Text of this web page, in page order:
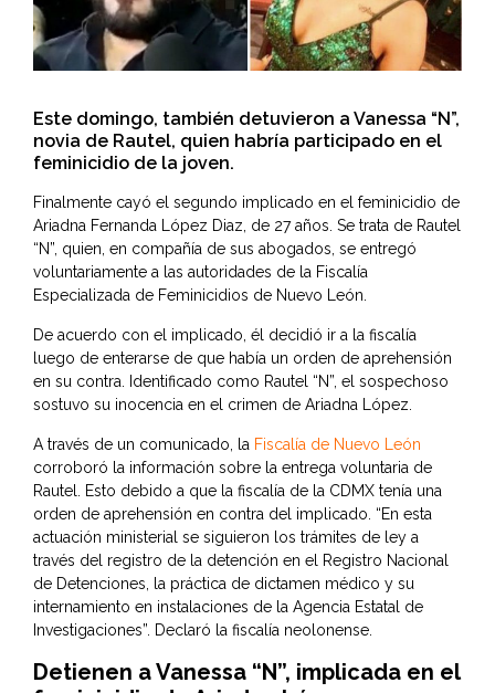
Este domingo, también detuvieron a Vanessa “N”,
novia de Rautel, quien habría participado en el
feminicidio de la joven.
Finalmente cayó el segundo implicado en el feminicidio de
Ariadna Fernanda López Diaz, de 27 años. Se trata de Rautel
“N”, quien, en compañía de sus abogados, se entregó
voluntariamente a las autoridades de la Fiscalía
Especializada de Feminicidios de Nuevo León.
De acuerdo con el implicado, él decidió ir a la fiscalía
luego de enterarse de que había un orden de aprehensión
en su contra. Identificado como Rautel “N”, el sospechoso
sostuvo su inocencia en el crimen de Ariadna López.
A través de un comunicado, la Fiscalía de Nuevo León
corroboró la información sobre la entrega voluntaria de
Rautel. Esto debido a que la fiscalía de la CDMX tenía una
orden de aprehensión en contra del implicado. “En esta
actuación ministerial se siguieron los trámites de ley a
través del registro de la detención en el Registro Nacional
de Detenciones, la práctica de dictamen médico y su
internamiento en instalaciones de la Agencia Estatal de
Investigaciones”. Declaró la fiscalía neolonense.
Detienen a Vanessa “N”, implicada en el